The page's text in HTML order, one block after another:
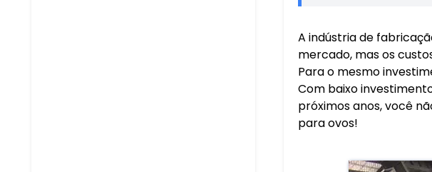
A indústria de
mercado, mas os
Para o mesmo
Com baixo
próximos anos, você
para ovos!